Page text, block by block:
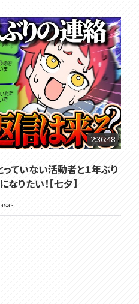
配信
記念グッズを制作いたしました！
、お気軽にお買い求めください。
birthday on 9/21, we've pro
permanent goods, so please f
2:36:48
っていない活動者と１年ぶり
りたい！【七夕】
-